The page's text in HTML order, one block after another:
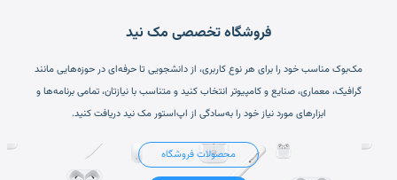
فروشگاه تخصصی مک نید
مک‌بوک مناسب خود را برای هر نوع کاربری، از دانشجویی تا حرفه‌ای در حوزه‌هایی مانند
گرافیک، معماری، صنایع و کامپیوتر انتخاب کنید و متناسب با نیازتان، تمامی برنامه‌ها و
ابزارهای مورد نیاز خود را به‌سادگی از اپ‌استور مک نید دریافت کنید.
محصولات فروشگاه